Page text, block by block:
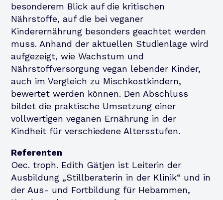
besonderem Blick auf die kritischen
Nährstoffe, auf die bei veganer
Kinderernährung besonders geachtet werden
muss. Anhand der aktuellen Studienlage wird
aufgezeigt, wie Wachstum und
Nährstoffversorgung vegan lebender Kinder,
auch im Vergleich zu Mischkostkindern,
bewertet werden können. Den Abschluss
bildet die praktische Umsetzung einer
vollwertigen veganen Ernährung in der
Kindheit für verschiedene Altersstufen.
Referenten
Oec. troph. Edith Gätjen ist Leiterin der
Ausbildung „Stillberaterin in der Klinik“ und in
der Aus- und Fortbildung für Hebammen,